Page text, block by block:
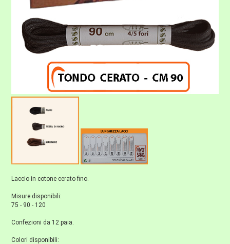
Laccio in cotone cerato fino.
Misure disponibili:
75 - 90 - 120
Confezioni da 12 paia.
Colori disponibili: